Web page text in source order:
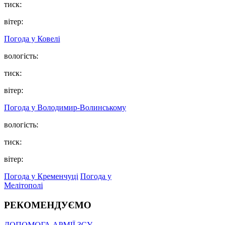
тиск:
вітер:
Погода у Ковелі
вологість:
тиск:
вітер:
Погода у Володимир-Волинському
вологість:
тиск:
вітер:
Погода у Кременчуці Погода у
Мелітополі
РЕКОМЕНДУЄМО